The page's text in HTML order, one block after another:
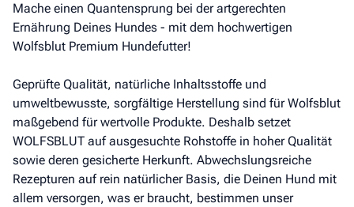
Mache einen Quantensprung bei der artgerechten
Ernährung Deines Hundes - mit dem hochwertigen
Wolfsblut Premium Hundefutter!
Geprüfte Qualität, natürliche Inhaltsstoffe und
umweltbewusste, sorgfältige Herstellung sind für Wolfsblut
maßgebend für wertvolle Produkte. Deshalb setzet
WOLFSBLUT auf ausgesuchte Rohstoffe in hoher Qualität
sowie deren gesicherte Herkunft. Abwechslungsreiche
Rezepturen auf rein natürlicher Basis, die Deinen Hund mit
allem versorgen, was er braucht, bestimmen unser